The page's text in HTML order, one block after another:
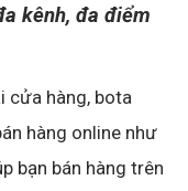
kênh, đa điểm
cửa hàng, bota
hàng online như
bạn bán hàng trên